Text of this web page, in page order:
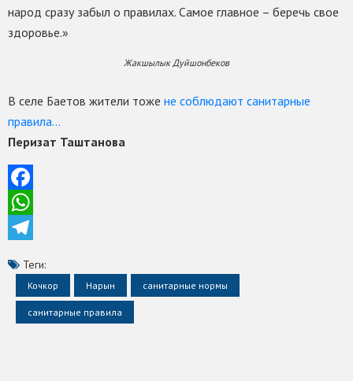
народ сразу забыл о правилах. Самое главное – беречь свое
здоровье.»
Жакшылык Дуйшонбеков
В селе Баетов жители тоже не соблюдают санитарные
правила…
Перизат Таштанова
Facebook
WhatsApp
Теги:
Кочкор Нарын санитарные нормы
санитарные правила